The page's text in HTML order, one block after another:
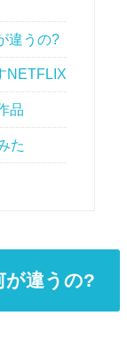
違うの?
NETFLIX
品
た
が違うの?